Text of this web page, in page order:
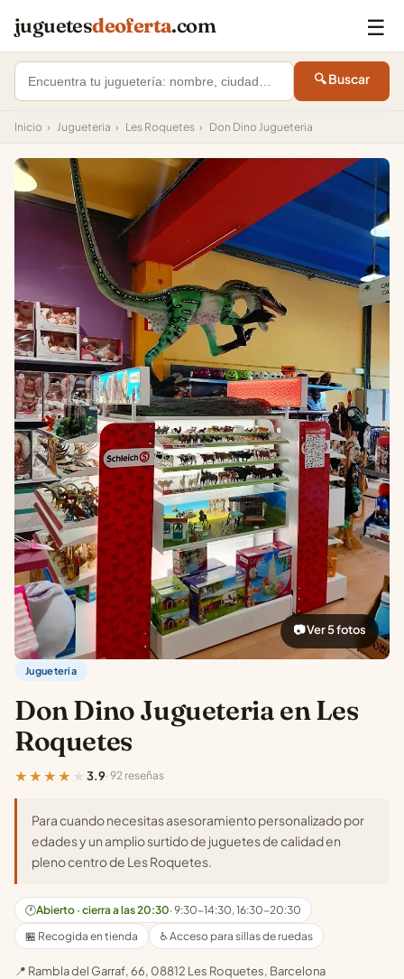
juguetesdeoferta.com ☰
🔍 Buscar
Inicio › Jugueteria › Les Roquetes › Don Dino Jugueteria
📷 Ver 5 fotos
Jugueteria
Don Dino Jugueteria en Les
Roquetes
★★★★★ 3.9· 92 reseñas
Para cuando necesitas asesoramiento personalizado por
edades y un amplio surtido de juguetes de calidad en
pleno centro de Les Roquetes.
🕐Abierto · cierra a las 20:30· 9:30-14:30, 16:30-20:30
🏪 Recogida en tienda
♿ Acceso para sillas de ruedas
📍 Rambla del Garraf, 66, 08812 Les Roquetes, Barcelona